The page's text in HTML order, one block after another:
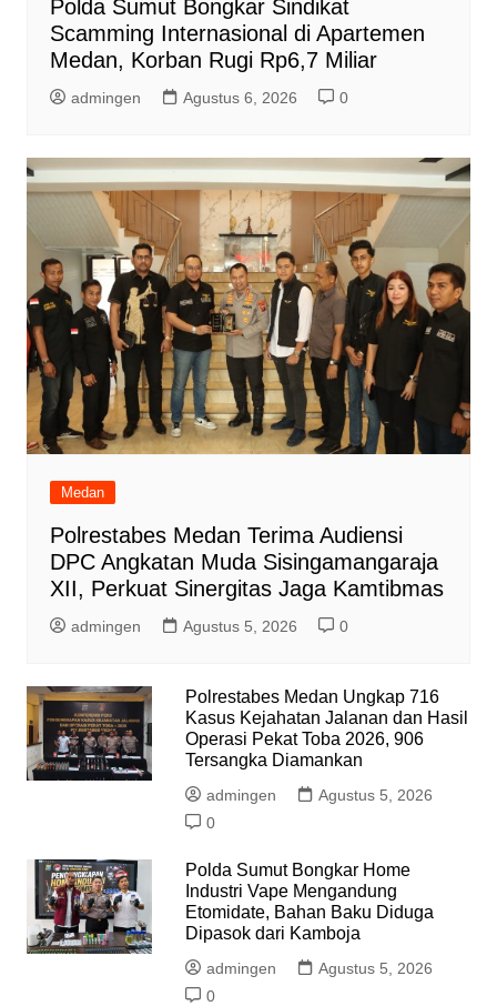
Polda Sumut Bongkar Sindikat
Scamming Internasional di Apartemen
Medan, Korban Rugi Rp6,7 Miliar
admingen Agustus 6, 2026 0
Medan
Polrestabes Medan Terima Audiensi
DPC Angkatan Muda Sisingamangaraja
XII, Perkuat Sinergitas Jaga Kamtibmas
admingen Agustus 5, 2026 0
Polrestabes Medan Ungkap 716
Kasus Kejahatan Jalanan dan Hasil
Operasi Pekat Toba 2026, 906
Tersangka Diamankan
admingen
Agustus 5, 2026
0
Polda Sumut Bongkar Home
Industri Vape Mengandung
Etomidate, Bahan Baku Diduga
Dipasok dari Kamboja
admingen
Agustus 5, 2026
0